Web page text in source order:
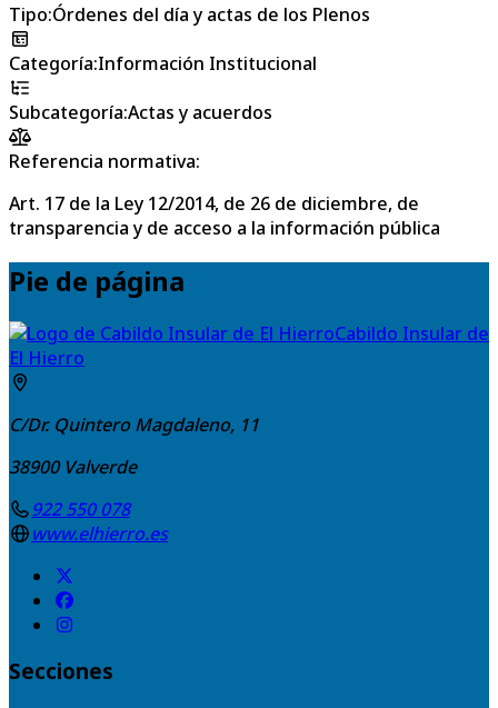
Tipo:Órdenes del día y actas de los Plenos
Categoría:Información Institucional
Subcategoría:Actas y acuerdos
Referencia normativa:
Art. 17 de la Ley 12/2014, de 26 de diciembre, de
transparencia y de acceso a la información pública
Pie de página
Cabildo Insular de
El Hierro
C/Dr. Quintero Magdaleno, 11
38900 Valverde
922 550 078
www.elhierro.es
Secciones